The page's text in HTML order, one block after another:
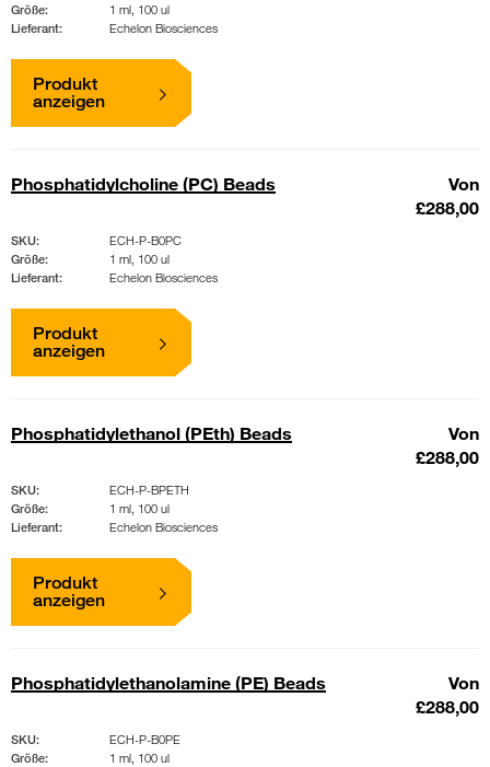
Größe:
1 ml, 100 ul
Lieferant:
Echelon Biosciences
Produkt
anzeigen
Phosphatidylcholine (PC) Beads
Von
£288,00
SKU:
ECH-P-B0PC
Größe:
1 ml, 100 ul
Lieferant:
Echelon Biosciences
Produkt
anzeigen
Phosphatidylethanol (PEth) Beads
Von
£288,00
SKU:
ECH-P-BPETH
Größe:
1 ml, 100 ul
Lieferant:
Echelon Biosciences
Produkt
anzeigen
Phosphatidylethanolamine (PE) Beads
Von
£288,00
SKU:
ECH-P-B0PE
Größe:
1 ml, 100 ul